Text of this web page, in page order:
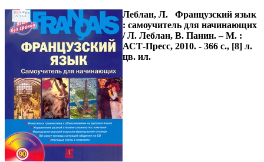
Леблан, Л. Французский язык
: самоучитель для начинающих
/ Л. Леблан, В. Панин. – М. :
АСТ-Пресс, 2010. - 366 с., [8] л.
цв. ил.